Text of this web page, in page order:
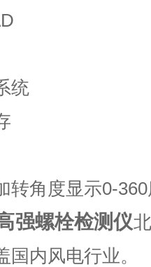
统
转角度显示0-
强螺栓检测仪
国内风电行业。